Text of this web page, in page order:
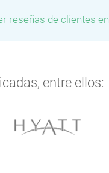
reseñas de clientes en
entre ellos: